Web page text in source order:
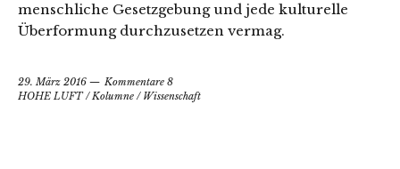
menschliche Gesetzgebung und jede kulturelle
Überformung durchzusetzen vermag.
29. März 2016
Kommentare 8
HOHE LUFT/Kolumne / Wissenschaft